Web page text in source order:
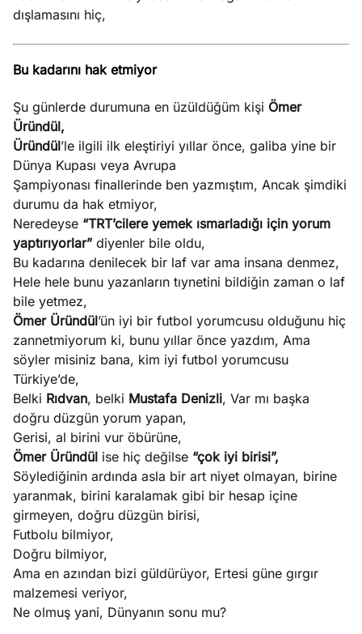
dışlamasını hiç,
Bu kadarını hak etmiyor
Şu günlerde durumuna en üzüldüğüm kişi Ömer
Üründül,
Üründül’le ilgili ilk eleştiriyi yıllar önce, galiba yine bir
Dünya Kupası veya Avrupa
Şampiyonası finallerinde ben yazmıştım, Ancak şimdiki
durumu da hak etmiyor,
Neredeyse “TRT’cilere yemek ısmarladığı için yorum
yaptırıyorlar” diyenler bile oldu,
Bu kadarına denilecek bir laf var ama insana denmez,
Hele hele bunu yazanların tıynetini bildiğin zaman o laf
bile yetmez,
Ömer Üründül’ün iyi bir futbol yorumcusu olduğunu hiç
zannetmiyorum ki, bunu yıllar önce yazdım, Ama
söyler misiniz bana, kim iyi futbol yorumcusu
Türkiye’de,
Belki Rıdvan, belki Mustafa Denizli, Var mı başka
doğru düzgün yorum yapan,
Gerisi, al birini vur öbürüne,
Ömer Üründül ise hiç değilse “çok iyi birisi”,
Söylediğinin ardında asla bir art niyet olmayan, birine
yaranmak, birini karalamak gibi bir hesap içine
girmeyen, doğru düzgün birisi,
Futbolu bilmiyor,
Doğru bilmiyor,
Ama en azından bizi güldürüyor, Ertesi güne gırgır
malzemesi veriyor,
Ne olmuş yani, Dünyanın sonu mu?